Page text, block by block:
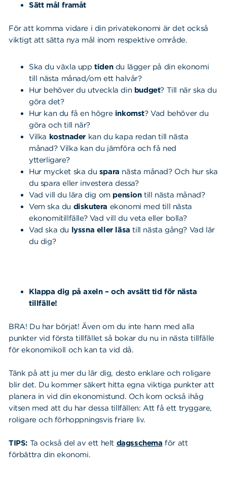
Sätt mål framåt
För att komma vidare i din privatekonomi är det också
viktigt att sätta nya mål inom respektive område.
Ska du växla upptidendu lägger på din ekonomi
till nästa månad/om ett halvår?
Hur behöver du utveckla din budget? Till när ska du
göra det?
Hur kan du få en högre inkomst? Vad behöver du
göra och till när?
Vilka kostnader kan du kapa redan till nästa
månad? Vilka kan du jämföra och få ned
ytterligare?
Hur mycket ska du spara nästa månad? Och hur ska
du spara eller investera dessa?
Vad vill du lära dig om pensiontill nästa månad?
Vem ska du diskutera ekonomi med till nästa
ekonomitillfälle? Vad vill du veta eller bolla?
Vad ska du lyssna eller läsa till nästa gång? Vad lär
du dig?
Klappa dig på axeln – och avsätt tid för nästa
tillfälle!
BRA! Du har börjat! Även om du inte hann med alla
punkter vid första tillfället så bokar du nu in nästa tillfälle
för ekonomikoll och kan ta vid då.
Tänk på att ju mer du lär dig, desto enklare och roligare
blir det. Du kommer säkert hitta egna viktiga punkter att
planera in vid din ekonomistund. Och kom också ihåg
vitsen med att du har dessa tillfällen: Att få ett tryggare,
roligare och förhoppningsvis friare liv.
TIPS: Ta också del av ett helt dagsschema för att
förbättra din ekonomi.
Sök på sidan:Sök